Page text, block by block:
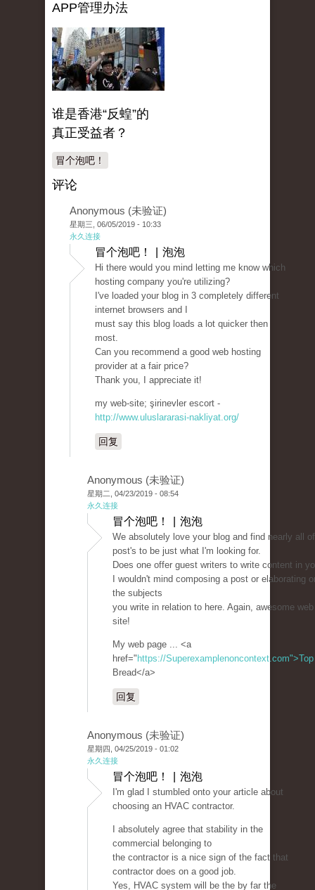
APP管理办法
谁是香港“反蝗”的
真正受益者？
冒个泡吧！
评论
Anonymous (未验证)
星期三, 06/05/2019 - 10:33
永久连接
冒个泡吧！ | 泡泡
Hi there would you mind letting me know which
hosting company you're utilizing?
I've loaded your blog in 3 completely different
internet browsers and I
must say this blog loads a lot quicker then
most.
Can you recommend a good web hosting
provider at a fair price?
Thank you, I appreciate it!
my web-site; şirinevler escort -
http://www.uluslararasi-nakliyat.org/
回复
Anonymous (未验证)
星期二, 04/23/2019 - 08:54
永久连接
冒个泡吧！ | 泡泡
We absolutely love your blog and find nearly all
post's to be just what I'm looking for.
Does one offer guest writers to write content in
I wouldn't mind composing a post or elaborating
the subjects
you write in relation to here. Again, awesome web
site!
My web page ... <a
href=" https://Superexamplenoncontext.com">Top
Bread</a>
回复
Anonymous (未验证)
星期四, 04/25/2019 - 01:02
永久连接
冒个泡吧！ | 泡泡
I'm glad I stumbled onto your article about
choosing an HVAC contractor.
I absolutely agree that stability in the
commercial belonging to
the contractor is a nice sign of the fact that
contractor does on a good job.
Yes, HVAC system will be the by far the